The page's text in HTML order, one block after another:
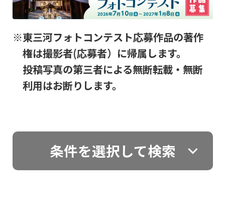
※東三河フォトコンテスト応募作品の著作
権は撮影者(応募者）に帰属します。
投稿写真の第三者による無断転載・無断
利用はお断りします。
条件を選択して検索